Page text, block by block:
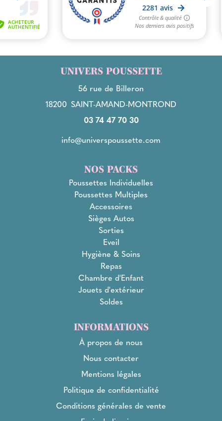
UNIVERS POUSSETTE
56 rue de Billeron
18200 SAINT-AMAND-MONTROND
03 74 47 70 30
info@universpoussette.com
NOS PACKS
Poussettes Individuelles
Poussettes Multiples
Accessoires
Sièges Autos
Sorties
Eveil
Hygiène & Soins
Repas
Chambre d'Enfant
Jouets d'extérieur
Soldes
INFORMATIONS
À propos de nous
Nous contacter
Mentions légales
Politique de confidentialité
Conditions générales de vente